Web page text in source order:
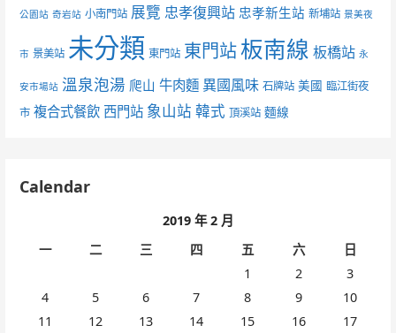
公園站 奇岩站 小南門站 展覽 忠孝復興站 忠孝新生站 新埔站 景美夜
市 景美站 未分類 東門站 東門站板南線 板橋站 永
安市場站 溫泉泡湯 爬山 牛肉麵 異國風味 石牌站 美國 臨江街夜
市 複合式餐飲 西門站 象山站 韓式 頂溪站 麵線
Calendar
2019 年 2 月
一
二 三 四 五 六
日
1
2
3
4
5 6 7 8 9
10
11
12 13 14 15 16
17